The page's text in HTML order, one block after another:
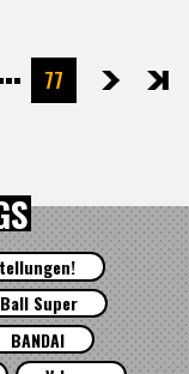
77次へ最後
Super
BANDAI